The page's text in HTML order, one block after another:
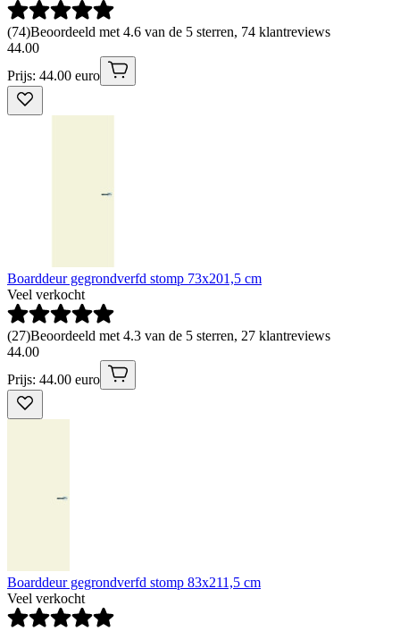
(74)Beoordeeld met 4.6 van de 5 sterren, 74 klantreviews
44.00
Prijs: 44.00 euro
Boarddeur gegrondverfd stomp 73x201,5 cm
Veel verkocht
(27)Beoordeeld met 4.3 van de 5 sterren, 27 klantreviews
44.00
Prijs: 44.00 euro
Boarddeur gegrondverfd stomp 83x211,5 cm
Veel verkocht